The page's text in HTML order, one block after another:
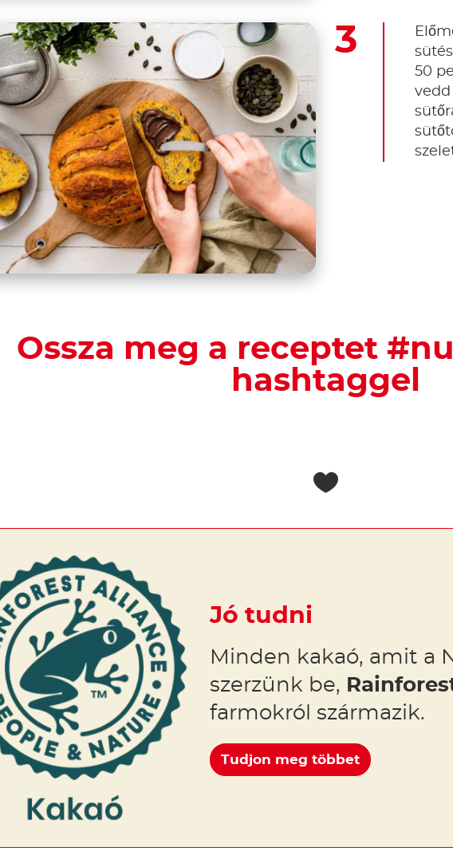
50
vedd
Ossza meg a receptet
hashtaggel
Jó tudni
Minden kakaó, amit a
szerzünk be,
farmokról származik.
Tudjon meg többet